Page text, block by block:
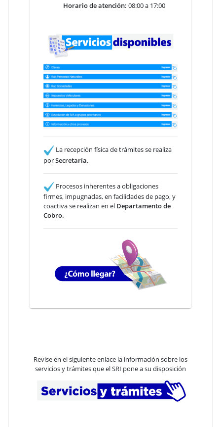
Horario de atención: 08:00 a 17:00
La recepción física de trámites se realiza
porSecretaría.
Procesos inherentes a obligaciones
firmes, impugnadas, en facilidades de pago, y
coactiva se realizan en el Departamento de
Cobro.
Revise en el siguiente enlace la información sobre los
servicios y trámites que el SRI pone a su disposición